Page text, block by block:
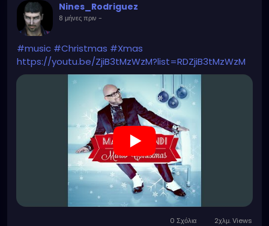
Nines_Rodriguez
8 μήνες πριν -
#music #Christmas #Xmas
https://youtu.be/ZjiB3tMzWzM?list=RDZjiB3tMzWzM
0 Σχόλια 2χλμ. Views